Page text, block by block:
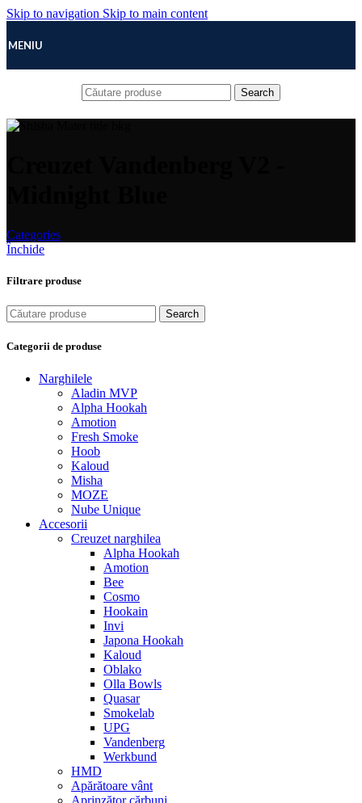
Skip to navigation Skip to main content
MENIU
Search
Categories
Închide
Filtrare produse
Search
Categorii de produse
Narghilele
Aladin MVP
Alpha Hookah
Amotion
Fresh Smoke
Hoob
Kaloud
Misha
MOZE
Nube Unique
Accesorii
Creuzet narghilea
Alpha Hookah
Amotion
Bee
Cosmo
Hookain
Invi
Japona Hookah
Kaloud
Oblako
Olla Bowls
Quasar
Smokelab
UPG
Vandenberg
Werkbund
HMD
Apărătoare vânt
Aprinzător cărbuni